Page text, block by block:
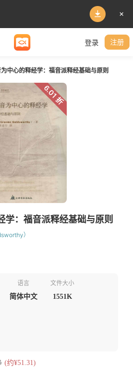
登录 注册
中心的释经学：福音派释经基础与原则
6.01 折
学：福音派释经基础与原则
）
语言
简体中文
文件大小
1551K
(约¥51.31)